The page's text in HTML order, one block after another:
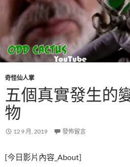
奇怪仙人掌
五個真實發生的
物
12 9 月, 2019 發佈留言
[今日影片內容_About]